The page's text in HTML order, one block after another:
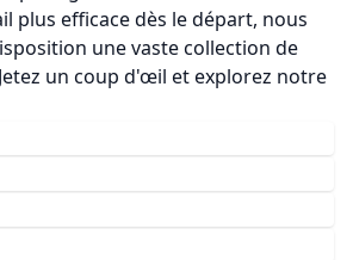
plus efficace dès le départ, nous
une vaste collection de
un coup d'œil et explorez notre